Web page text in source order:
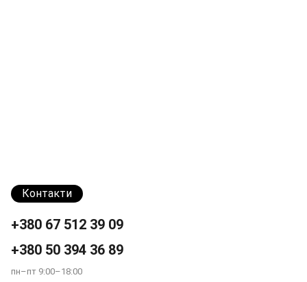
Контакти
+380 67 512 39 09
+380 50 394 36 89
пн–пт 9:00–18:00